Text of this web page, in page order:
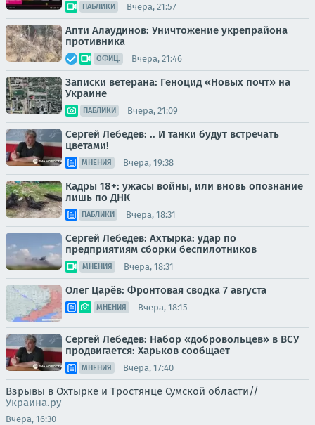
ПАБЛИКИ Вчера, 21:57
Апти Алаудинов: Уничтожение укрепрайона
противника
ОФИЦ. Вчера, 21:46
Записки ветерана: Геноцид «Новых почт» на
Украине
ПАБЛИКИ Вчера, 21:09
Сергей Лебедев: .. И танки будут встречать
цветами!
МНЕНИЯ Вчера, 19:38
Кадры 18+: ужасы войны, или вновь опознание
лишь по ДНК
ПАБЛИКИ Вчера, 18:31
Сергей Лебедев: Ахтырка: удар по
предприятиям сборки беспилотников
МНЕНИЯ Вчера, 18:31
Олег Царёв: Фронтовая сводка 7 августа
МНЕНИЯ Вчера, 18:15
Сергей Лебедев: Набор «добровольцев» в ВСУ
продвигается: Харьков сообщает
МНЕНИЯ Вчера, 17:40
Взрывы в Охтырке и Тростянце Сумской области//
Украина.ру
Вчера, 16:30